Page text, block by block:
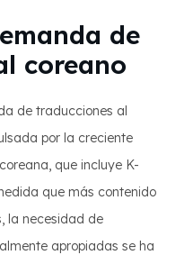
de
coreano
de traducciones al
por la creciente
que incluye K-
que más contenido
la necesidad de
apropiadas se ha